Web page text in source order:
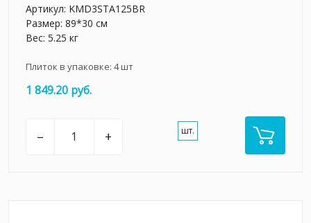
Артикул: KMD3STA125BR
Размер: 89*30 см
Вес: 5.25 кг
Плиток в упаковке: 4шт
1 849.20 руб.
– + шт.